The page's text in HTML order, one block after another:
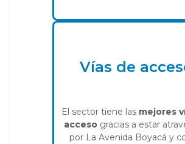
Vías de
El sector tiene las mejores
acceso gracias a estar
por La Avenida Boyacá y